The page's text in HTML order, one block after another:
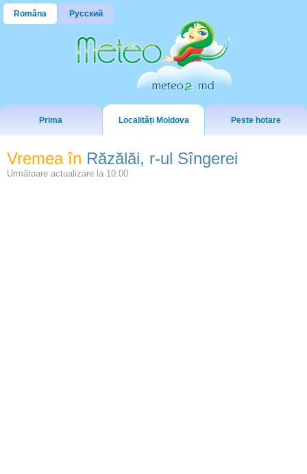
Româna Русский
Prima Localități Moldova Peste hotare
Vremea în Răzălăi, r-ul Sîngerei
Următoare actualizare la 10:00